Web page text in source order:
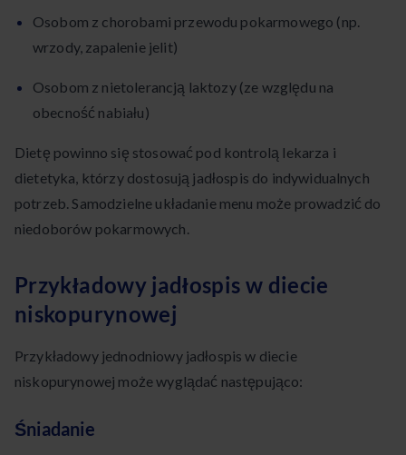
Osobom z chorobami przewodu pokarmowego (np.
wrzody, zapalenie jelit)
Osobom z nietolerancją laktozy (ze względu na
obecność nabiału)
Dietę powinno się stosować pod kontrolą lekarza i
dietetyka, którzy dostosują jadłospis do indywidualnych
potrzeb. Samodzielne układanie menu może prowadzić do
niedoborów pokarmowych.
Przykładowy jadłospis w diecie
niskopurynowej
Przykładowy jednodniowy jadłospis w diecie
niskopurynowej może wyglądać następująco:
Śniadanie